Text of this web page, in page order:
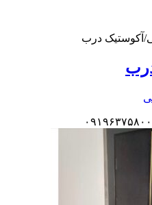
آکوستیک درب